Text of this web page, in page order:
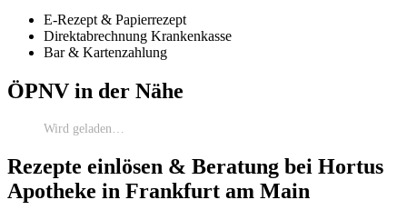
E-Rezept & Papierrezept
Direktabrechnung Krankenkasse
Bar & Kartenzahlung
ÖPNV in der Nähe
Wird geladen…
Rezepte einlösen & Beratung bei Hortus
Apotheke in Frankfurt am Main